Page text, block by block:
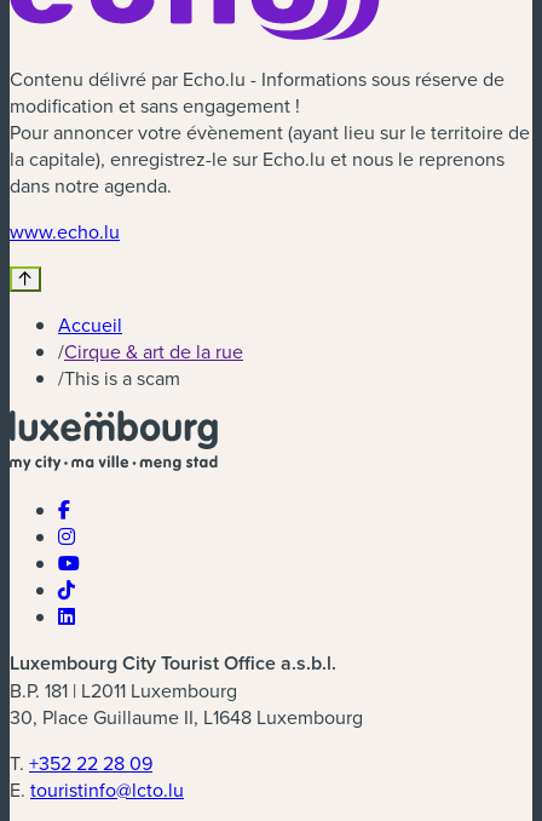
Contenu délivré par Echo.lu - Informations sous réserve de
modification et sans engagement !
Pour annoncer votre évènement (ayant lieu sur le territoire de
la capitale), enregistrez-le sur Echo.lu et nous le reprenons
dans notre agenda.
www.echo.lu
Accueil
/Cirque & art de la rue
/This is a scam
Luxembourg City Tourist Office a.s.b.l.
B.P. 181 | L2011 Luxembourg
30, Place Guillaume II, L1648 Luxembourg
T. +352 22 28 09
E. touristinfo@lcto.lu